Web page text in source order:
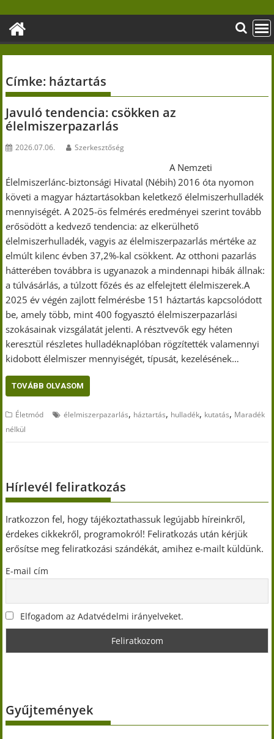
content
Címke: háztartás
Javuló tendencia: csökken az
élelmiszerpazarlás
2026.07.06. Szerkesztőség
A Nemzeti
Élelmiszerlánc-biztonsági Hivatal (Nébih) 2016 óta nyomon
követi a magyar háztartásokban keletkező élelmiszerhulladék
mennyiségét. A 2025-ös felmérés eredményei szerint tovább
erősödött a kedvező tendencia: az elkerülhető
élelmiszerhulladék, vagyis az élelmiszerpazarlás mértéke az
elmúlt kilenc évben 37,2%-kal csökkent. Az otthoni pazarlás
hátterében továbbra is ugyanazok a mindennapi hibák állnak:
a túlvásárlás, a túlzott főzés és az elfelejtett élelmiszerek.A
2025 év végén zajlott felmérésbe 151 háztartás kapcsolódott
be, amely több, mint 400 fogyasztó élelmiszerpazarlási
szokásainak vizsgálatát jelenti. A résztvevők egy héten
keresztül részletes hulladéknaplóban rögzítették valamennyi
kidobott élelmiszer mennyiségét, típusát, kezelésének…
TOVÁBB OLVASOM
Életmód élelmiszerpazarlás, háztartás, hulladék, kutatás, Maradék
nélkül
Hírlevél feliratkozás
Iratkozzon fel, hogy tájékoztathassuk legújabb híreinkről,
érdekes cikkekről, programokról! Feliratkozás után kérjük
erősítse meg feliratkozási szándékát, amihez e-mailt küldünk.
E-mail cím
Elfogadom az Adatvédelmi irányelveket.
Gyűjtemények